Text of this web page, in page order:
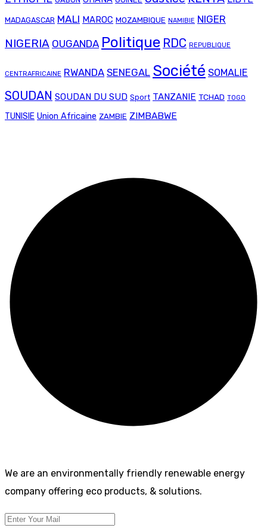
MADAGASCAR MALI MAROC MOZAMBIQUE NAMIBIE NIGER
NIGERIA OUGANDA Politique RDC REPUBLIQUE
CENTRAFRICAINE RWANDA SENEGAL Société SOMALIE
SOUDAN SOUDAN DU SUD Sport TANZANIE TCHAD TOGO
TUNISIE Union Africaine ZAMBIE ZIMBABWE
We are an environmentally friendly renewable energy
company offering eco products, & solutions.